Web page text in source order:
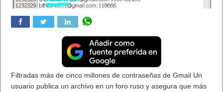
Filtradas más de cinco millones de contraseñas de Gmail Un
usuario publica un archivo en un foro ruso y asegura que más